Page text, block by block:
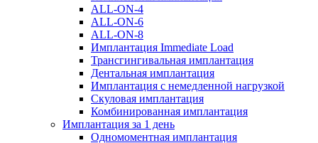
ALL-ON-4
ALL-ON-6
ALL-ON-8
Имплантация Immediate Load
Трансгингивальная имплантация
Дентальная имплантация
Имплантация с немедленной нагрузкой
Скуловая имплантация
Комбинированная имплантация
Имплантация за 1 день
Одномоментная имплантация